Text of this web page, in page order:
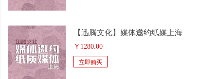
【迅腾文化】媒体邀约纸媒上海
￥ 1280.00
立即购买